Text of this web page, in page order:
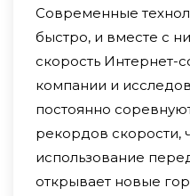
Современные
быстро, и вместе с
скорость Интернет-
компании и
постоянно
рекордов скорости,
использование
открывает новые